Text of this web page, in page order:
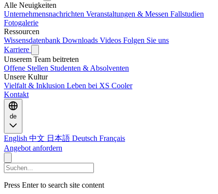
Alle Neuigkeiten
Unternehmensnachrichten Veranstaltungen & Messen Fallstudien
Fotogalerie
Ressourcen
Wissensdatenbank Downloads Videos Folgen Sie uns
Karriere
Unserem Team beitreten
Offene Stellen Studenten & Absolventen
Unsere Kultur
Vielfalt & Inklusion Leben bei XS Cooler
Kontakt
de
English 中文 日本語 Deutsch Français
Angebot anfordern
Press Enter to search site content